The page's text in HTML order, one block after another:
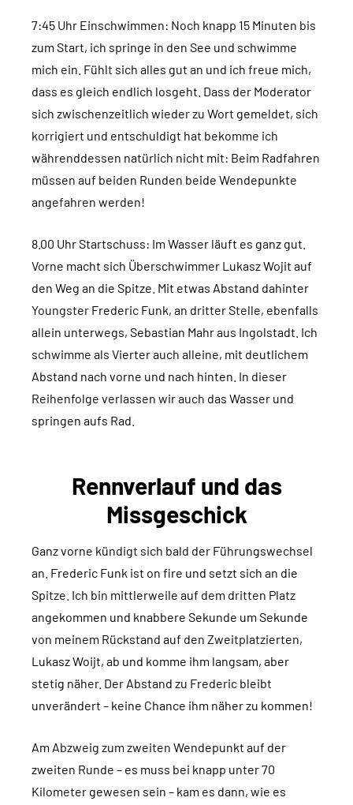
7:45 Uhr Einschwimmen: Noch knapp 15 Minuten bis
zum Start, ich springe in den See und schwimme
mich ein. Fühlt sich alles gut an und ich freue mich,
dass es gleich endlich losgeht. Dass der Moderator
sich zwischenzeitlich wieder zu Wort gemeldet, sich
korrigiert und entschuldigt hat bekomme ich
währenddessen natürlich nicht mit: Beim Radfahren
müssen auf beiden Runden beide Wendepunkte
angefahren werden!
8.00 Uhr Startschuss: Im Wasser läuft es ganz gut.
Vorne macht sich Überschwimmer Lukasz Wojit auf
den Weg an die Spitze. Mit etwas Abstand dahinter
Youngster Frederic Funk, an dritter Stelle, ebenfalls
allein unterwegs, Sebastian Mahr aus Ingolstadt. Ich
schwimme als Vierter auch alleine, mit deutlichem
Abstand nach vorne und nach hinten. In dieser
Reihenfolge verlassen wir auch das Wasser und
springen aufs Rad.
Rennverlauf und das
Missgeschick
Ganz vorne kündigt sich bald der Führungswechsel
an. Frederic Funk ist on fire und setzt sich an die
Spitze. Ich bin mittlerweile auf dem dritten Platz
angekommen und knabbere Sekunde um Sekunde
von meinem Rückstand auf den Zweitplatzierten,
Lukasz Woijt, ab und komme ihm langsam, aber
stetig näher. Der Abstand zu Frederic bleibt
unverändert – keine Chance ihm näher zu kommen!
Am Abzweig zum zweiten Wendepunkt auf der
zweiten Runde – es muss bei knapp unter 70
Kilometer gewesen sein – kam es dann, wie es